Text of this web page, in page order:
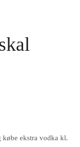
købe ekstra vodka kl.